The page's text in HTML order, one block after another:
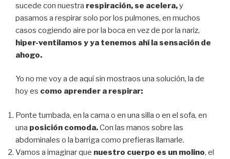
sucede con nuestra respiración, se acelera,y
pasamos a respirar solo por los pulmones, en muchos
casos cogiendo aire por la boca en vez de por la nariz,
hiper-ventilamos y ya tenemos ahí la sensación de
ahogo.
Yo no me voy a de aquí sin mostraos una solución, la de
hoy es como aprender a respirar:
Ponte tumbada, en la cama o en una silla o en el sofa, en
una posición comoda.Con las manos sobre las
abdominales o la barriga como prefieras llamarle.
Vamos a imaginar que nuestro cuerpo es un molino, el